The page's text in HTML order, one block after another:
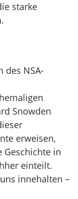
starke
des NSA-
Snowden
erweisen,
Geschichte in
einteilt.
innehalten –